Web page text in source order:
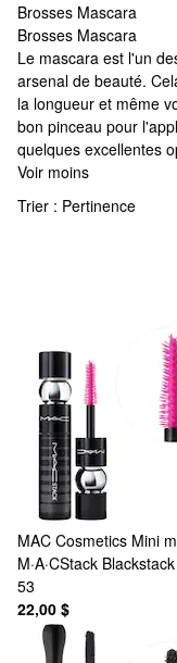
Brosses Mascara
Brosses Mascara
Brosses Mascara
Le mascara est l'un
arsenal de beauté.
la longueur et même
bon pinceau pour
quelques excellentes
Voir moins
Trier : Pertinence
MAC Cosmetics Mini
M·A·CStack Blackstack
53
22,00 $